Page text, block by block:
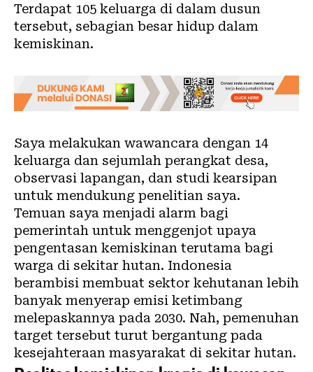
Terdapat 105 keluarga di dalam dusun
tersebut, sebagian besar hidup dalam
kemiskinan.
Saya melakukan wawancara dengan 14
keluarga dan sejumlah perangkat desa,
observasi lapangan, dan studi kearsipan
untuk mendukung penelitian saya.
Temuan saya menjadi alarm bagi
pemerintah untuk menggenjot upaya
pengentasan kemiskinan terutama bagi
warga di sekitar hutan. Indonesia
berambisi membuat sektor kehutanan lebih
banyak menyerap emisi ketimbang
melepaskannya pada 2030. Nah, pemenuhan
target tersebut turut bergantung pada
kesejahteraan masyarakat di sekitar hutan.